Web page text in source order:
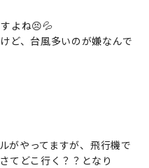
よね😣💦
ど、台風多いのが嫌なんで
がやってますが、飛行機で
てどこ行く？？となり